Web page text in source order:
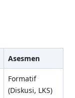
Asesmen
Formatif
(Diskusi, LKS)